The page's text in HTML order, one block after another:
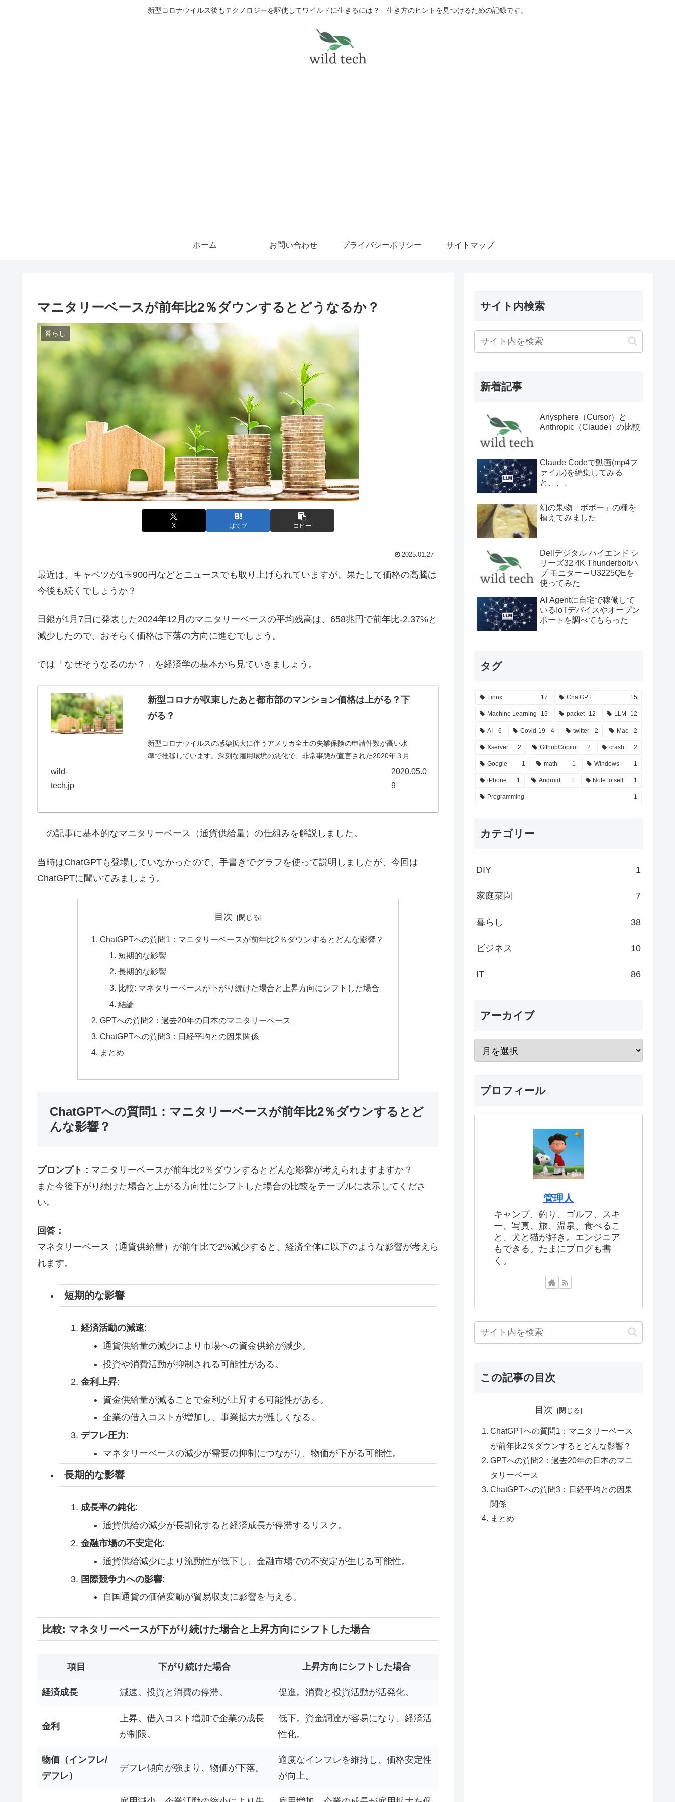
新型コロナウイルス後もテクノロジーを駆使してワイルドに生きるには？ 生き方のヒントを見つけるための記録です。
ホーム お問い合わせ プライバシーポリシー サイトマップ
マニタリーベースが前年比2％ダウンするとどうなるか？
暮らし
X はてブ コピー
2025.01.27
最近は、キャベツが1玉900円などとニュースでも取り上げられていますが、果たして価格の高騰は
今後も続くでしょうか？
日銀が1月7日に発表した2024年12月のマニタリーベースの平均残高は、658兆円で前年比-2.37%と
減少したので、おそらく価格は下落の方向に進むでしょう。
では「なぜそうなるのか？」を経済学の基本から見ていきましょう。
新型コロナが収束したあと都市部のマンション価格は上がる？下
がる？
新型コロナウイルスの感染拡大に伴うアメリカ全土の失業保険の申請件数が高い水
準で推移しています。深刻な雇用環境の悪化で、非常事態が宣言された2020年３月
中旬以降の申請件数は３３００万件を超えました。さらに世界中では、33億人が職
wild-
tech.jp
2020.05.0
9
の記事に基本的なマニタリーベース（通貨供給量）の仕組みを解説しました。
当時はChatGPTも登場していなかったので、手書きでグラフを使って説明しましたが、今回は
ChatGPTに聞いてみましょう。
目次
ChatGPTへの質問1：マニタリーベースが前年比2％ダウンするとどんな影響？
短期的な影響
長期的な影響
比較: マネタリーベースが下がり続けた場合と上昇方向にシフトした場合
結論
GPTへの質問2：過去20年の日本のマニタリーベース
ChatGPTへの質問3：日経平均との因果関係
まとめ
ChatGPTへの質問1：マニタリーベースが前年比2％ダウンするとど
んな影響？
プロンプト： マニタリーベースが前年比2％ダウンするとどんな影響が考えられますますか？
また今後下がり続けた場合と上がる方向性にシフトした場合の比較をテーブルに表示してくださ
い。
回答：
マネタリーベース（通貨供給量）が前年比で2%減少すると、経済全体に以下のような影響が考えら
れます。
短期的な影響
経済活動の減速:
通貨供給量の減少により市場への資金供給が減少。
投資や消費活動が抑制される可能性がある。
金利上昇:
資金供給量が減ることで金利が上昇する可能性がある。
企業の借入コストが増加し、事業拡大が難しくなる。
デフレ圧力:
マネタリーベースの減少が需要の抑制につながり、物価が下がる可能性。
長期的な影響
成長率の鈍化:
通貨供給の減少が長期化すると経済成長が停滞するリスク。
金融市場の不安定化:
通貨供給減少により流動性が低下し、金融市場での不安定が生じる可能性。
国際競争力への影響:
自国通貨の価値変動が貿易収支に影響を与える。
比較: マネタリーベースが下がり続けた場合と上昇方向にシフトした場合
項目 下がり続けた場合 上昇方向にシフトした場合
経済成長 減速。投資と消費の停滞。 促進。消費と投資活動が活発化。
金利
上昇。借入コスト増加で企業の成長
が制限。
低下。資金調達が容易になり、経済活
性化。
物価（インフレ/
デフレ）
デフレ傾向が強まり、物価が下落。
適度なインフレを維持し、価格安定性
が向上。
サイト内検索
新着記事
Anysphere（Cursor）と
Anthropic（Claude）の比較
Claude Codeで動画(mp4フ
ァイル)を編集してみる
と、、、
幻の果物「ポポー」の種を
植えてみました
Dellデジタル ハイエンド シ
リーズ32 4K Thunderboltハ
ブ モニター – U3225QEを
使ってみた
AI Agentに自宅で稼働して
いるIoTデバイスやオープン
ポートを調べてもらった
タグ
Linux 17 ChatGPT 15
Machine Learning 15 packet 12 LLM 12
AI 6 Covid-19 4 twitter 2 Mac 2
Xserver 2 GithubCopilot 2 crash 2
Google 1 math 1 Windows 1
iPhone 1 Android 1 Note to self 1
Programming 1
カテゴリー
DIY 1
家庭菜園 7
暮らし 38
ビジネス 10
IT 86
アーカイブ
プロフィール
管理人
キャンプ、釣り、ゴルフ、スキ
ー、写真、旅、温泉、食べるこ
と、犬と猫が好き。エンジニア
もできる。たまにブログも書
く。
この記事の目次
目次
ChatGPTへの質問1：マニタリーベース
が前年比2％ダウンするとどんな影響？
GPTへの質問2：過去20年の日本のマニ
タリーベース
ChatGPTへの質問3：日経平均との因果
関係
まとめ